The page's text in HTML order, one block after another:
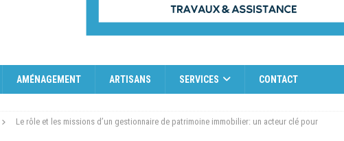
AMÉNAGEMENT ARTISANS SERVICES CONTACT
Le rôle et les missions d’un gestionnaire de patrimoine immobilier: un acteur clé pour